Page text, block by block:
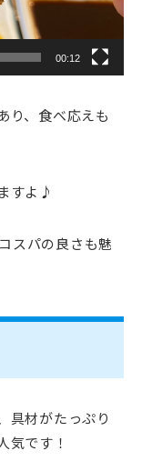
00:12
り、食べ応えも
すよ♪
スパの良さも魅
具材がたっぷり
気です！